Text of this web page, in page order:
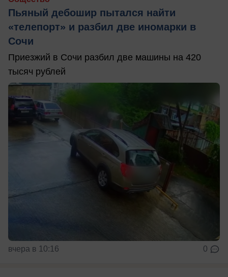
Пьяный дебошир пытался найти
«телепорт» и разбил две иномарки в
Сочи
Приезжий в Сочи разбил две машины на 420
тысяч рублей
вчера в 10:16 0